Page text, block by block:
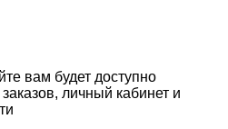
вам будет доступно
личный кабинет и